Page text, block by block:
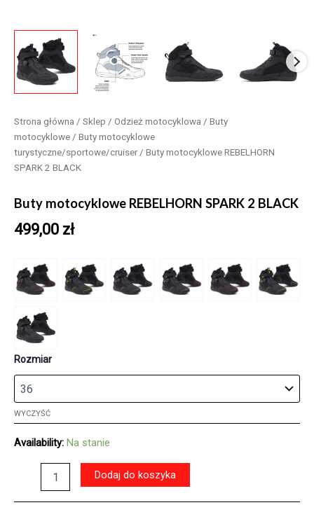
Strona główna / Sklep / Odzież motocyklowa / Buty
motocyklowe / Buty motocyklowe
turystyczne/sportowe/cruiser/ Buty motocyklowe REBELHORN
SPARK 2 BLACK
Buty motocyklowe REBELHORN SPARK 2 BLACK
499,00 zł
Rozmiar
WYCZYŚĆ
Availability: Na stanie
Dodaj do koszyka